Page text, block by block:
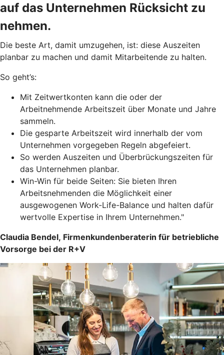
auf das Unternehmen Rücksicht zu
nehmen.
Die beste Art, damit umzugehen, ist: diese Auszeiten
planbar zu machen und damit Mitarbeitende zu halten.
So geht’s:
Mit Zeitwertkonten kann die oder der
Arbeitnehmende Arbeitszeit über Monate und Jahre
sammeln.
Die gesparte Arbeitszeit wird innerhalb der vom
Unternehmen vorgegeben Regeln abgefeiert.
So werden Auszeiten und Überbrückungszeiten für
das Unternehmen planbar.
Win-Win für beide Seiten: Sie bieten Ihren
Arbeitsnehmenden die Möglichkeit einer
ausgewogenen Work-Life-Balance und halten dafür
wertvolle Expertise in Ihrem Unternehmen."
Claudia Bendel, Firmenkundenberaterin für betriebliche
Vorsorge bei der R+V